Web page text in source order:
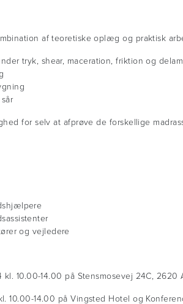
af teoretiske oplæg og praktisk
tryk, shear, maceration, friktion og
for selv at afprøve de forskellige
og vejledere
kl. 10.00-14.00 på Stensmosevej 24C, 2620
10.00-14.00 på Vingsted Hotel og